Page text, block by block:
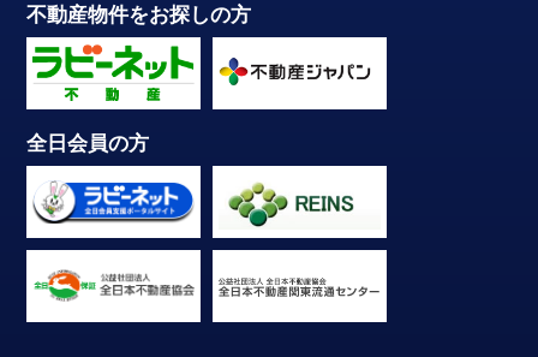
不動産物件をお探しの方
全日会員の方